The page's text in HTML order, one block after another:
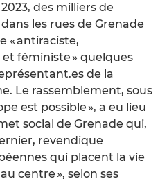
des milliers de
les rues de Grenade
« antiraciste,
féministe » quelques
de la
Le rassemblement, sous
est possible », a eu lieu
social de Grenade qui,
revendique
qui placent la vie
centre », selon ses